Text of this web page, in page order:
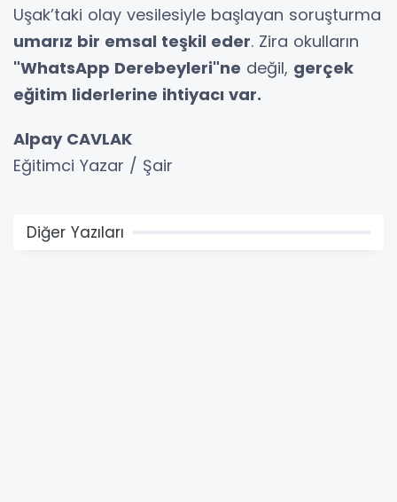
Uşak’taki olay vesilesiyle başlayan soruşturma
umarız bir emsal teşkil eder. Zira okulların
"WhatsApp Derebeyleri"ne değil, gerçek
eğitim liderlerine ihtiyacı var.
Alpay CAVLAK
Eğitimci Yazar / Şair
Diğer Yazıları